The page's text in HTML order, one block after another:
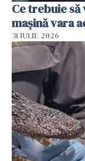
Ce trebuie
mașină vara
31 IULIE 2026